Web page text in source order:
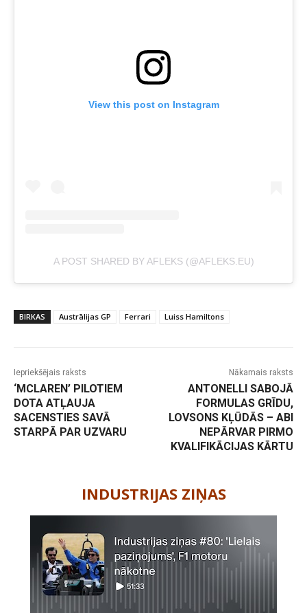
View this post on Instagram
A POST SHARED BY AFLEKS (@AFLEKS.EU)
BIRKAS Austrālijas GP Ferrari Luiss Hamiltons
Iepriekšējais raksts
‘MCLAREN’ PILOTIEM
DOTA ATĻAUJA
SACENSTIES SAVĀ
STARPĀ PAR UZVARU
Nākamais raksts
ANTONELLI SABOJĀ
FORMULAS GRĪDU,
LOVSONS KĻŪDĀS – ABI
NEPĀRVAR PIRMO
KVALIFIKĀCIJAS KĀRTU
INDUSTRIJAS ZIŅAS